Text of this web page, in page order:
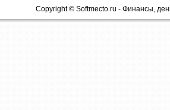
Copyright © Softmecto.ru - Финансы,